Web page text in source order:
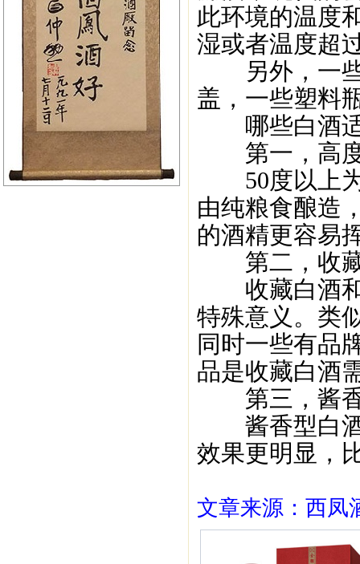
此环境的温度
湿或者温度超
另外，一些
盖，一些塑料
哪些白酒适
第一，高度
50度以上为
由纯粮食酿造
的酒精更容易
第二，收藏
收藏白酒和
特殊意义。类
同时一些有品
品是收藏白酒
第三，酱香
酱香型白酒
效果更明显，
文章来源：西凤